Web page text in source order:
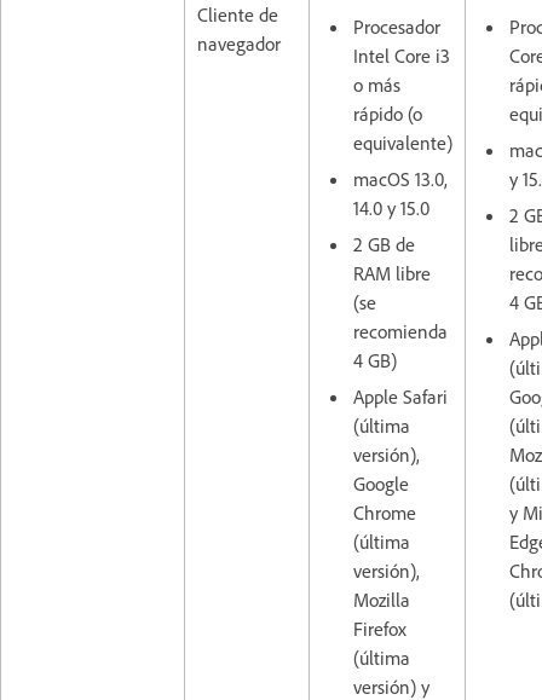
Cliente de
navegador
Procesador
Intel Core i3
o más
rápido (o
equivalente)
macOS 13.0,
14.0 y 15.0
2 GB de
RAM libre
(se
recomienda
4 GB)
Apple Safari
(última
versión),
Google
Chrome
(última
versión),
Mozilla
Firefox
(última
versión) y
y
2
4
y